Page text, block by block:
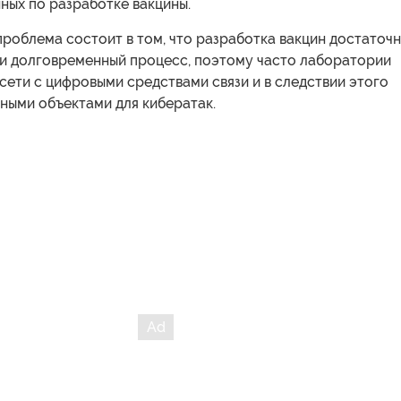
по разработке вакцины.
состоит в том, что разработка вакцин
долговременный процесс, поэтому часто лаборатории
с цифровыми средствами связи и в следствии этого
объектами для кибератак.